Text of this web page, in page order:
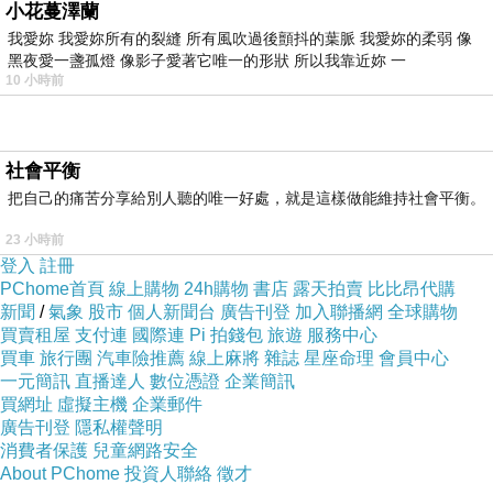
小花蔓澤蘭
我愛妳 我愛妳所有的裂縫 所有風吹過後顫抖的葉脈 我愛妳的柔弱 像
黑夜愛一盞孤燈 像影子愛著它唯一的形狀 所以我靠近妳 一
10 小時前
社會平衡
把自己的痛苦分享給別人聽的唯一好處，就是這樣做能維持社會平衡。
23 小時前
登入 註冊
PChome首頁 線上購物 24h購物 書店 露天拍賣 比比昂代購
新聞 /氣象 股市 個人新聞台 廣告刊登 加入聯播網 全球購物
買賣租屋 支付連 國際連 Pi 拍錢包 旅遊 服務中心
買車 旅行團 汽車險推薦 線上麻將 雜誌 星座命理 會員中心
一元簡訊 直播達人 數位憑證 企業簡訊
買網址 虛擬主機 企業郵件
廣告刊登 隱私權聲明
消費者保護 兒童網路安全
About PChome 投資人聯絡 徵才